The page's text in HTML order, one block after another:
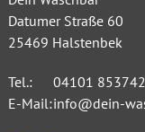
Datumer Straße 60
25469 Halstenbek
Tel.:
04101
E-Mail:info@dein-